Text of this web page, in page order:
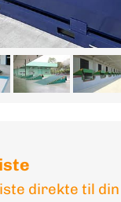
direkte til din